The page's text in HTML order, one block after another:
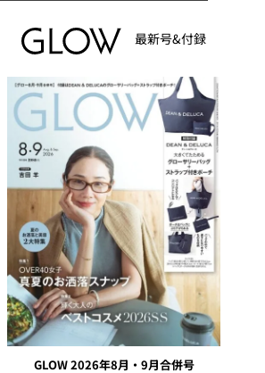
最新号&付録
GLOW 2026年8月・9月合併号